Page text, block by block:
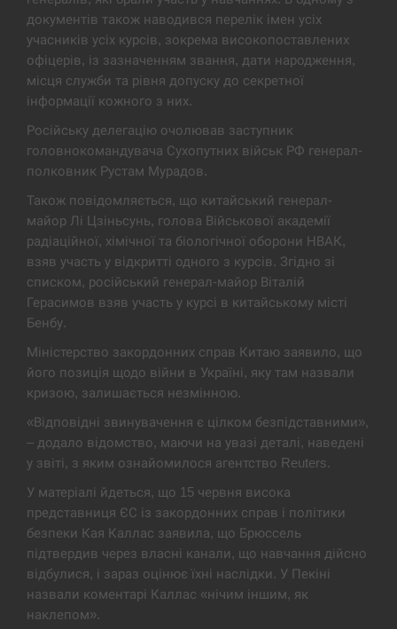
12:53
США обсуждают лицензии на Patriot для
Украины, несмотря на сомнения…
СЕРПЕНЬ
12:40
Латвія готова направити до 20 військових для
розблокування Ормузької протоки
12:23
Силы обороны поразили российскую
переправу, склады и другие важные объекты…
СЕРПЕНЬ
У США зафіксували рекордний спалах
циклоспорозу, захворіли понад 10 тисяч…
СЕРПЕНЬ
11:53
Под огнем “Эпицентр”, ROZETKA и “Новая
почта”: что известно об…
СЕРПЕНЬ
11:40
У зоопарку Токіо через спеку загинули три
СЕРПЕНЬ
документів також наводився перелік імен усіх
учасників усіх курсів, зокрема високопоставлених
офіцерів, із зазначенням звання, дати народження,
місця служби та рівня допуску до секретної
інформації кожного з них.
Російську делегацію очолював заступник
головнокомандувача Сухопутних військ РФ генерал-
полковник Рустам Мурадов.
Також повідомляється, що китайський генерал-
майор Лі Цзіньсунь, голова Військової академії
радіаційної, хімічної та біологічної оборони НВАК,
взяв участь у відкритті одного з курсів. Згідно зі
списком, російський генерал-майор Віталій
Герасимов взяв участь у курсі в китайському місті
Бенбу.
Міністерство закордонних справ Китаю заявило, що
його позиція щодо війни в Україні, яку там назвали
кризою, залишається незмінною.
«Відповідні звинувачення є цілком безпідставними»,
– додало відомство, маючи на увазі деталі, наведені
у звіті, з яким ознайомилося агентство Reuters.
У матеріалі йдеться, що 15 червня висока
представниця ЄС із закордонних справ і політики
безпеки Кая Каллас заявила, що Брюссель
підтвердив через власні канали, що навчання дійсно
відбулися, і зараз оцінює їхні наслідки. У Пекіні
назвали коментарі Каллас «нічим іншим, як
наклепом».